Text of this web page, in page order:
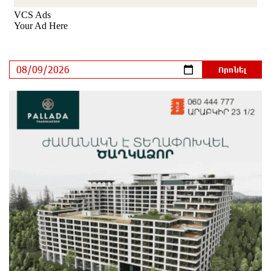
Արտակարգ դեպք՝ Երևանում․ կոտրել են «Հույս
բոլոր մարդկանց» հիմնադրամի շենքի
Ալիևն ու Թրամփը հեռախոսազրույց են ունեցել
9 ժամ առաջ
«Ինտեր»-ը հաղթեց «Յուվենտուս»-ին
Քրեական վարույթի շրջանակում անձի անձնական
և ընտանեկան կյանքին առնչվող տվյալների
անհարկի հրապարակումն անթույլատրելի է. ՄԻՊ
10 ժամ առաջ